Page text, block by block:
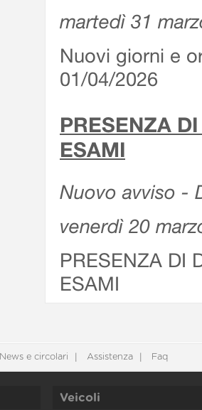
martedì 31
Nuovi giorni e
01/04/2026
PRESENZA
ESAMI
Nuovo avviso -
venerdì 20
PRESENZA DI
ESAMI
News e circolari Assistenza Faq
Veicoli